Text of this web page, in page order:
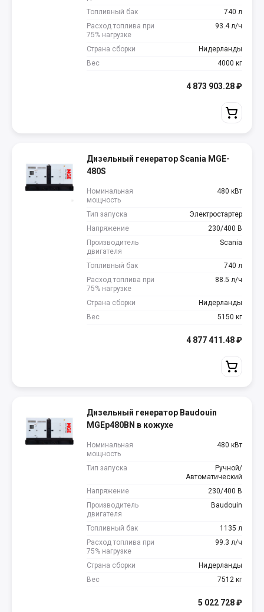
Топливный бак
740 л
Расход топлива при
75% нагрузке
93.4 л/ч
Страна сборки
Нидерланды
Вес
4000 кг
4 873 903.28₽
Дизельный генератор Scania MGE-
480S
Номинальная
мощность
480 кВт
Тип запуска
Электростартер
Напряжение
230/400 В
Производитель
двигателя
Scania
Топливный бак
740 л
Расход топлива при
75% нагрузке
88.5 л/ч
Страна сборки
Нидерланды
Вес
5150 кг
4 877 411.48₽
Дизельный генератор Baudouin
MGEp480BN в кожухе
Номинальная
мощность
480 кВт
Тип запуска
Ручной/
Автоматический
Напряжение
230/400 В
Производитель
двигателя
Baudouin
Топливный бак
1135 л
Расход топлива при
75% нагрузке
99.3 л/ч
Страна сборки
Нидерланды
Вес
7512 кг
5 022 728₽